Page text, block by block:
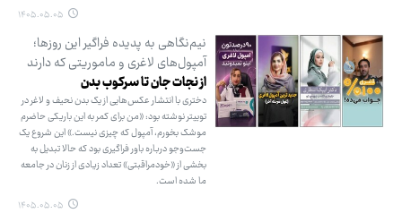
۱۴۰۵.۰۵.۰۵
نیم‌نگاهی به پدیده فراگیر این روزها؛
آمپول‌های لاغری و ماموریتی که دارند
از نجات جان تا سرکوب بدن
دختری با انتشار عکس‌هایی از یک بدن نحیف و لاغر در
توییتر نوشته بود: «من برای کمر به این باریکی حاضرم
موشک بخورم، آمپول که چیزی نیست.» این شروع یک
جست‌وجو درباره باور فراگیری بود که حالا تبدیل به
بخشی از «خودمراقبتی» تعداد زیادی از زنان در جامعه
ما شده است.
۱۴۰۵.۰۵.۰۵